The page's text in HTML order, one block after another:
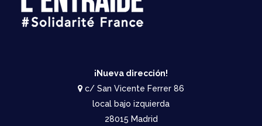
¡Nueva dirección!
c/ San Vicente Ferrer 86
local bajo izquierda
28015 Madrid